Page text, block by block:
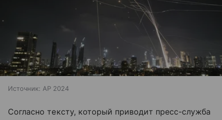
Источник: AP 2024
Согласно тексту, который приводит пресс-служба